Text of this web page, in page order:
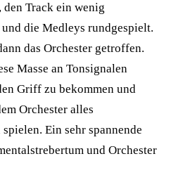
Track ein wenig
die Medleys rundgespielt.
das Orchester getroffen.
Masse an Tonsignalen
Griff zu bekommen und
Orchester alles
Ein sehr spannende
und Orchester